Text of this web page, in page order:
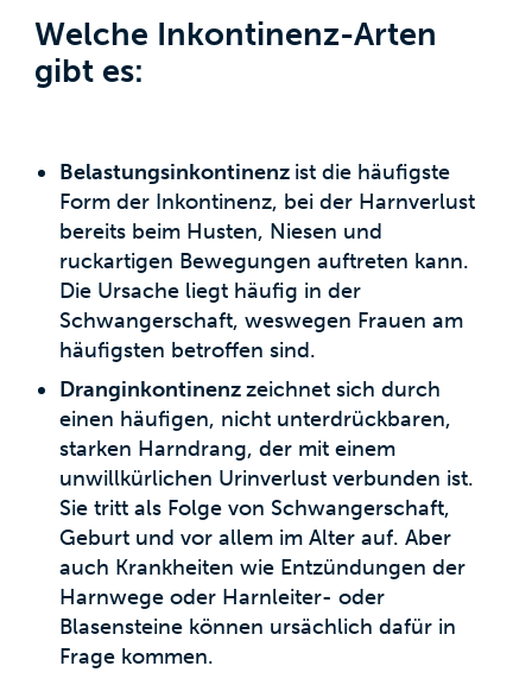
Welche Inkontinenz-Arten
gibt es:
Belastungsinkontinenz ist die häufigste
Form der Inkontinenz, bei der Harnverlust
bereits beim Husten, Niesen und
ruckartigen Bewegungen auftreten kann.
Die Ursache liegt häufig in der
Schwangerschaft, weswegen Frauen am
häufigsten betroffen sind.
Dranginkontinenzzeichnet sich durch
einen häufigen, nicht unterdrückbaren,
starken Harndrang, der mit einem
unwillkürlichen Urinverlust verbunden ist.
Sie tritt als Folge von Schwangerschaft,
Geburt und vor allem im Alter auf. Aber
auch Krankheiten wie Entzündungen der
Harnwege oder Harnleiter- oder
Blasensteine können ursächlich dafür in
Frage kommen.